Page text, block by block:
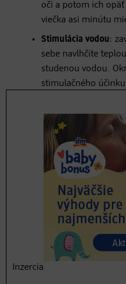
oči a potom ich
viečka asi minútu
Stimulácia vodou:
sebe navlhčite
studenou vodou.
stimulačného
Kúpeľ v lúčoch
:
pri otvorenom okne
Niekoľko minút ňou
tam, aby ste sa
Ktoré
suchých
Teplé a studené
Inzercia